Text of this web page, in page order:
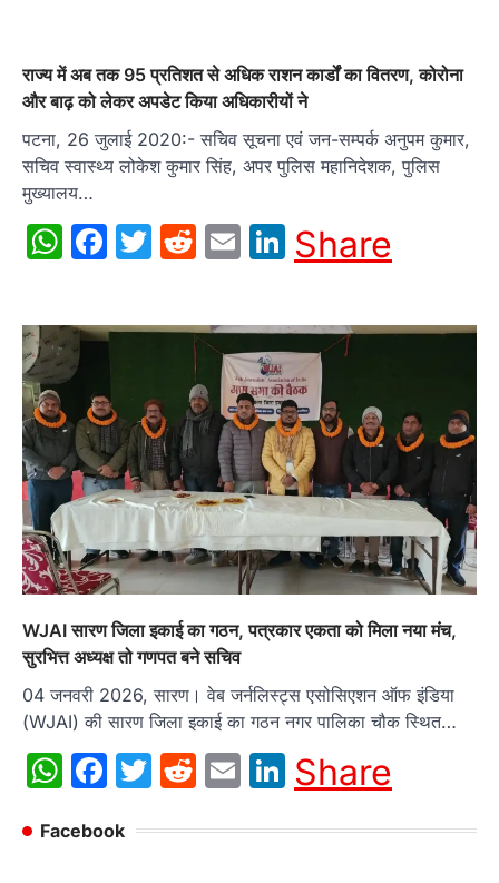
राज्य में अब तक 95 प्रतिशत से अधिक राशन कार्डों का वितरण, कोरोना
और बाढ़ को लेकर अपडेट किया अधिकारीयों ने
पटना, 26 जुलाई 2020:- सचिव सूचना एवं जन-सम्पर्क अनुपम कुमार,
सचिव स्वास्थ्य लोकेश कुमार सिंह, अपर पुलिस महानिदेशक, पुलिस
मुख्यालय…
WhatsApp
Facebook
Twitter
Reddit
EmailLinkedIn
Share
WJAI सारण जिला इकाई का गठन, पत्रकार एकता को मिला नया मंच,
सुरभित्त अध्यक्ष तो गणपत बने सचिव
04 जनवरी 2026, सारण। वेब जर्नलिस्ट्स एसोसिएशन ऑफ इंडिया
(WJAI) की सारण जिला इकाई का गठन नगर पालिका चौक स्थित…
WhatsApp
Facebook
Twitter
Reddit
EmailLinkedIn
Share
Facebook